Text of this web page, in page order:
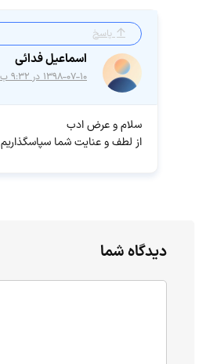
پاسخ
اسماعیل فدائی
۱۳۹۸-۰۷-۱۰ در ۹:۳۲ ب٫ظ
سلام و عرض ادب
از لطف و عنایت شما سپاسگذاریم
دیدگاه شما